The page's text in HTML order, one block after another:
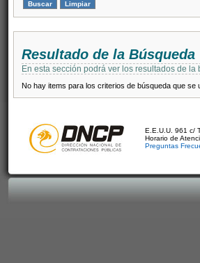
Resultado de la Búsqueda
En esta sección podrá ver los resultados de
No hay items para los criterios de búsqueda que se
E.E.U.U. 961 c/
Horario de
Preguntas